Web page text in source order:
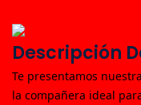
Descripción
Te presentamos nuestra
la compañera ideal